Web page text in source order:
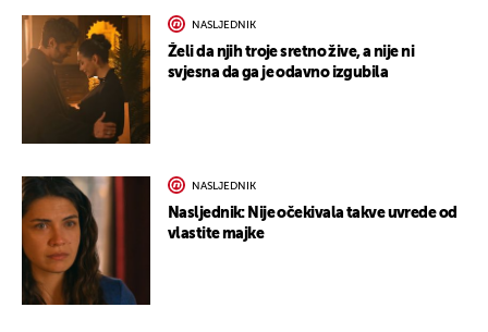
NASLJEDNIK
Želi da njih troje sretno žive, a nije ni
svjesna da ga je odavno izgubila
NASLJEDNIK
Nasljednik: Nije očekivala takve uvrede od
vlastite majke